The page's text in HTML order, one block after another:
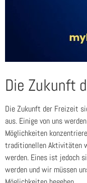
Die Zukunft
Die Zukunft der Freizeit
aus. Einige von uns
Möglichkeiten
traditionellen Aktivitäten
werden. Eines ist jedoch
werden und wir müssen